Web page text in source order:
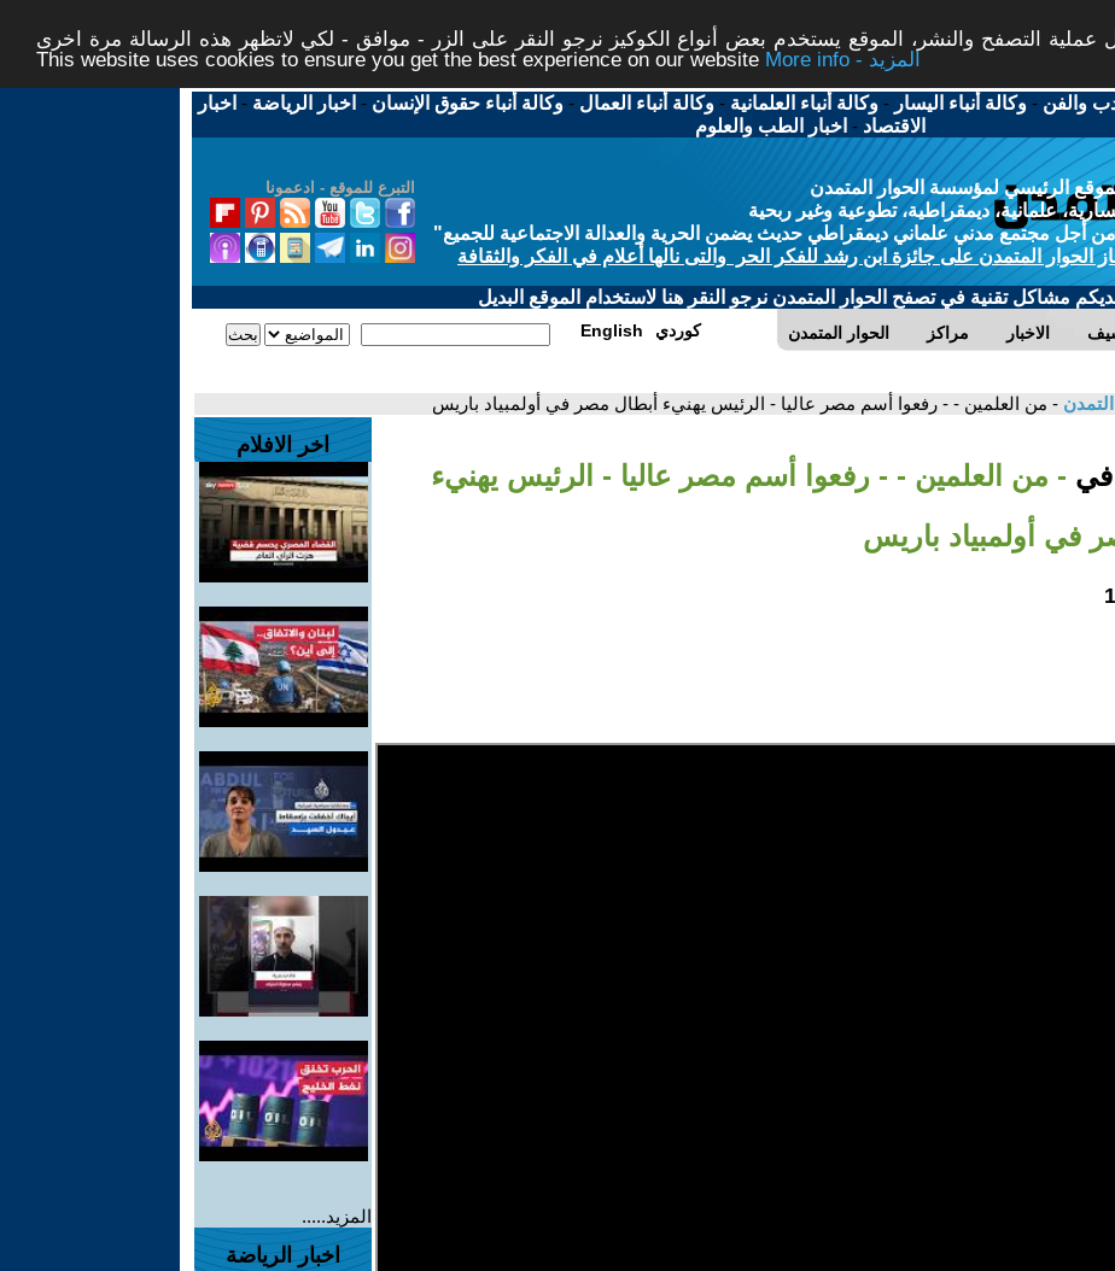
التصفح والنشر، الموقع يستخدم بعض أنواع الكوكيز نرجو النقر على الزر - موافق - لكي لاتظهر هذه الرسالة مرة اخرى -
This website uses cookies to ensure you get the best experience on our website
More info - المزيد
والفن -وكالة أنباء اليسار -وكالة أنباء العلمانية -وكالة أنباء العمال -وكالة أنباء حقوق الإنسان - اخبار الرياضة - اخبار
الاقتصاد - اخبار الطب والعلوم
التبرع للموقع - ادعمونا
الرئيسي لمؤسسة الحوار المتمدن
علمانية، ديمقراطية، تطوعية وغير ربحية
أجل مجتمع مدني علماني ديمقراطي حديث يضمن الحرية والعدالة الاجتماعية للجميع"
الحوار المتمدن على جائزة ابن رشد للفكر الحر والتى نالها أعلام في الفكر والثقافة
لديكم مشاكل تقنية في تصفح الحوار المتمدن نرجو النقر هنا لاستخدام الموقع البديل
الحوار المتمدن مراكز الاخبار English كوردي
- من العلمين - - رفعوا أسم مصر عاليا - الرئيس يهنيء أبطال مصر في أولمبياد باريس
في - من العلمين - - رفعوا أسم مصر عاليا - الرئيس يهنيء
في أولمبياد باريس
اخر الافلام
المزيد.....
اخبار الرياضة